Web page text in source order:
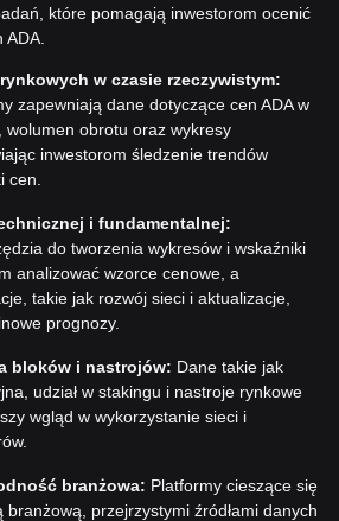
które pomagają inwestorom ocenić
w czasie rzeczywistym:
zapewniają dane dotyczące cen ADA w
wolumen obrotu oraz wykresy
inwestorom śledzenie trendów
cen.
i fundamentalnej:
do tworzenia wykresów i wskaźniki
analizować wzorce cenowe, a
takie jak rozwój sieci i aktualizacje,
prognozy.
bloków i nastrojów: Dane takie jak
udział w stakingu i nastroje rynkowe
wgląd w wykorzystanie sieci i
branżowa: Platformy cieszące się
przejrzystymi źródłami danych